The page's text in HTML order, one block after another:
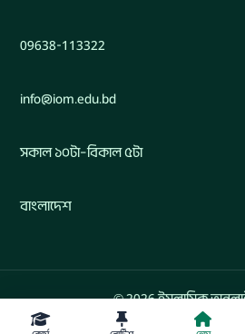
09638-113322
info@iom.edu.bd
সকাল ১০টা–বিকাল ৫টা
বাংলাদেশ
© 2026 ইসলামিক